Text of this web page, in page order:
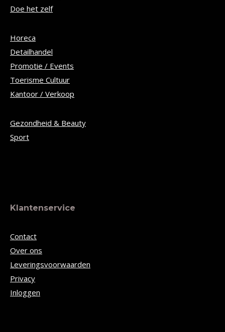
Doe het zelf
Horeca
Detailhandel
Promotie / Events
Toerisme Cultuur
Kantoor / Verkoop
Gezondheid & Beauty
Sport
Klantenservice
Contact
Over ons
Leveringsvoorwaarden
Privacy
Inloggen